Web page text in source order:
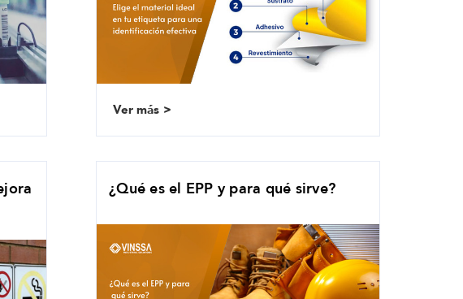
Ver más
¿Qué es el EPP y para qué sirve?